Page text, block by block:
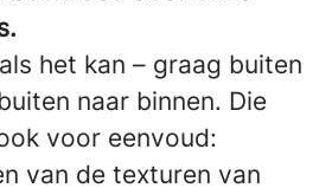
het kan – graag buiten
naar binnen. Die
voor eenvoud:
van de texturen van